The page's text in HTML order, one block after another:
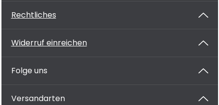
Rechtliches
Widerruf einreichen
Folge uns
Versandarten